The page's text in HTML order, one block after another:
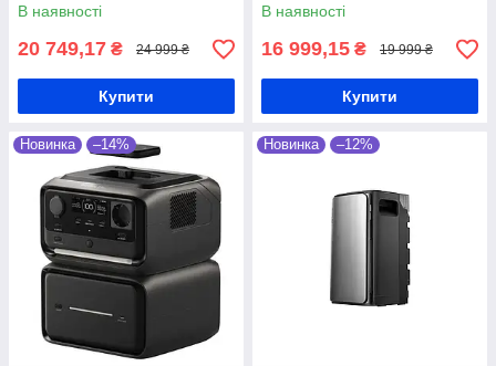
В наявності
20 749,17 ₴ 24 999 ₴
Купити
В наявності
16 999,15 ₴ 19 999 ₴
Купити
Новинка –14% Новинка –12%